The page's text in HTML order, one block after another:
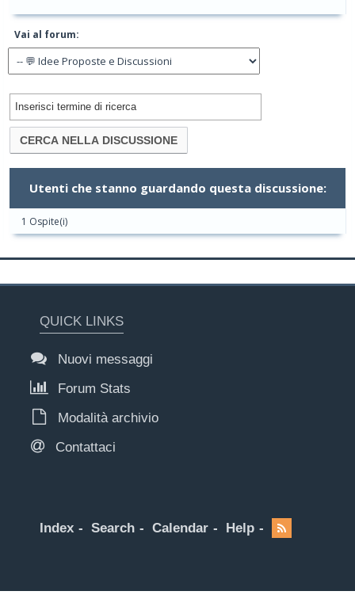
Vai al forum:
Utenti che stanno guardando questa discussione:
1 Ospite(i)
QUICK LINKS
Nuovi messaggi
Forum Stats
Modalità archivio
Contattaci
Index Search Calendar Help